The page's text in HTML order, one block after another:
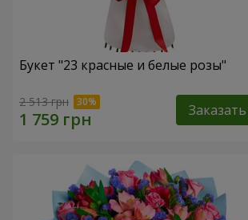
Букет "23 красные и белые розы"
2 513 грн Заказать